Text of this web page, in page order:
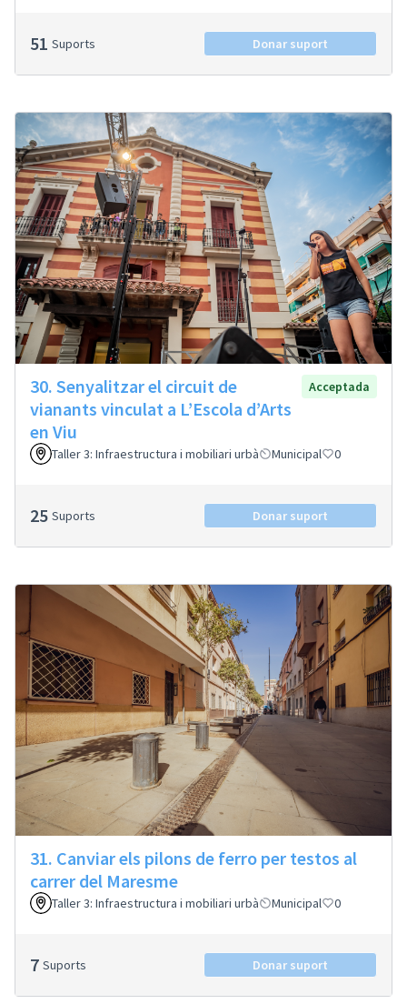
51 Suports Donar suport
30. Senyalitzar el circuit de
vianants vinculat a L’Escola d’Arts
en Viu
Acceptada
Taller 3: Infraestructura i mobiliari urbà Municipal 0
25 Suports Donar suport
31. Canviar els pilons de ferro per testos al
carrer del Maresme
Taller 3: Infraestructura i mobiliari urbà Municipal 0
7 Suports Donar suport